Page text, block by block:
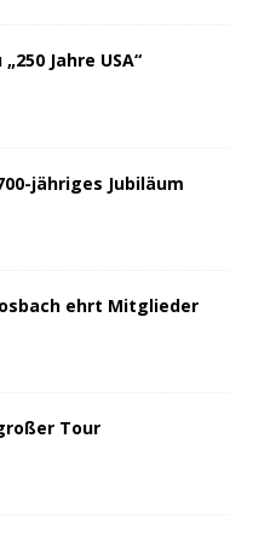
Jahre USA“
jähriges Jubiläum
ehrt Mitglieder
Tour